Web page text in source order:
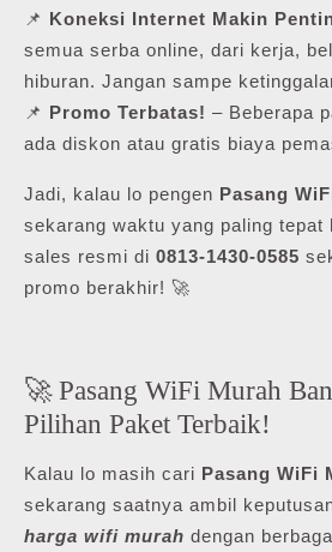
📌 Koneksi Internet Makin
semua serba online, dari kerja,
hiburan. Jangan sampe
📌 Promo Terbatas! – Beberapa
ada diskon atau gratis biaya
Jadi, kalau lo pengen Pasang
sekarang waktu yang paling tepat
sales resmi di 0813-1430-0585
promo berakhir! 🚀
🚀 Pasang WiFi Murah
Pilihan Paket Terbaik!
Kalau lo masih cari Pasang WiFi
sekarang saatnya ambil
harga wifi murah dengan